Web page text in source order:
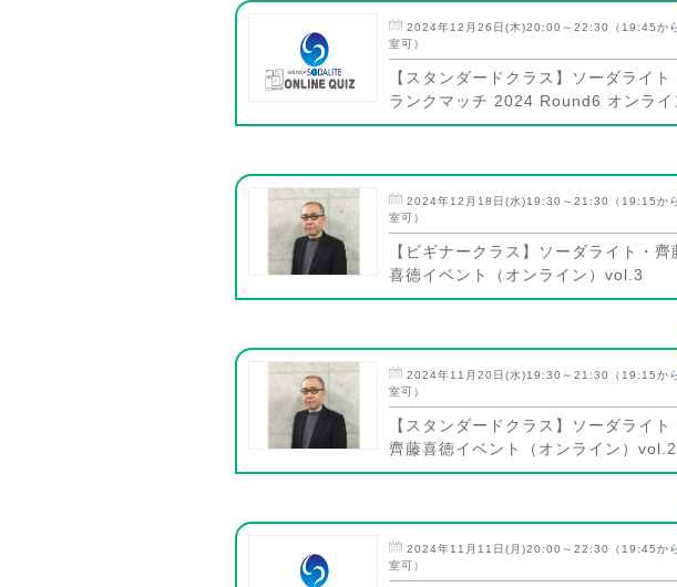
2024年12月26日(木)20:00～22:30（19:45か
室可）
【スタンダードクラス】ソーダライト
ランクマッチ 2024 Round6 オンライ
2024年12月18日(水)19:30～21:30（19:15か
室可）
【ビギナークラス】ソーダライト・齊
喜徳イベント（オンライン）vol.3
2024年11月20日(水)19:30～21:30（19:15か
室可）
【スタンダードクラス】ソーダライト
齊藤喜徳イベント（オンライン）vol.2
2024年11月11日(月)20:00～22:30（19:45か
室可）